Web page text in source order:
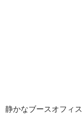
静かなブースオフィス